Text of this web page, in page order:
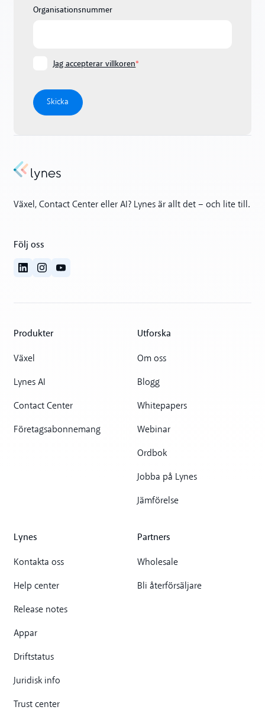
Organisationsnummer
Jag accepterar villkoren*
Växel, Contact Center eller AI? Lynes är allt det – och lite till.
Följ oss
Produkter
Växel
Lynes AI
Contact Center
Företagsabonnemang
Utforska
Om oss
Blogg
Whitepapers
Webinar
Ordbok
Jobba på Lynes
Jämförelse
Lynes
Kontakta oss
Help center
Release notes
Appar
Driftstatus
Juridisk info
Trust center
Partners
Wholesale
Bli återförsäljare